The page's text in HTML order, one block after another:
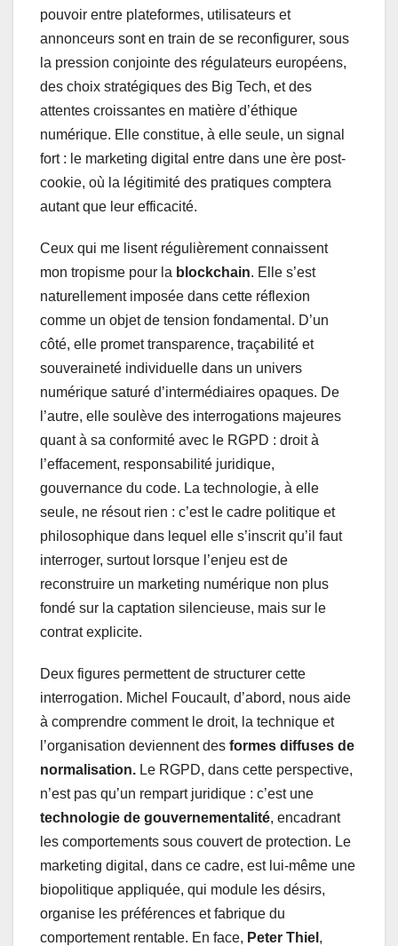
pouvoir entre plateformes, utilisateurs et
annonceurs sont en train de se reconfigurer, sous
la pression conjointe des régulateurs européens,
des choix stratégiques des Big Tech, et des
attentes croissantes en matière d’éthique
numérique. Elle constitue, à elle seule, un signal
fort : le marketing digital entre dans une ère post-
cookie, où la légitimité des pratiques comptera
autant que leur efficacité.
Ceux qui me lisent régulièrement connaissent
mon tropisme pour la blockchain. Elle s’est
naturellement imposée dans cette réflexion
comme un objet de tension fondamental. D’un
côté, elle promet transparence, traçabilité et
souveraineté individuelle dans un univers
numérique saturé d’intermédiaires opaques. De
l’autre, elle soulève des interrogations majeures
quant à sa conformité avec le RGPD : droit à
l’effacement, responsabilité juridique,
gouvernance du code. La technologie, à elle
seule, ne résout rien : c’est le cadre politique et
philosophique dans lequel elle s’inscrit qu’il faut
interroger, surtout lorsque l’enjeu est de
reconstruire un marketing numérique non plus
fondé sur la captation silencieuse, mais sur le
contrat explicite.
Deux figures permettent de structurer cette
interrogation. Michel Foucault, d’abord, nous aide
à comprendre comment le droit, la technique et
l’organisation deviennent des formes diffuses de
normalisation. Le RGPD, dans cette perspective,
n’est pas qu’un rempart juridique : c’est une
technologie de gouvernementalité, encadrant
les comportements sous couvert de protection. Le
marketing digital, dans ce cadre, est lui-même une
biopolitique appliquée, qui module les désirs,
organise les préférences et fabrique du
comportement rentable. En face, Peter Thiel ,